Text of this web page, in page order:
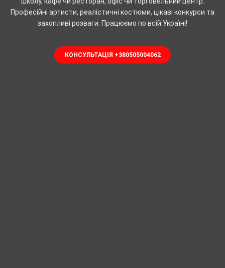
Професійні артисти, реалістичні костюми, цікаві конкурси та
захопливі розваги. Працюємо по всій Україні!
КОНСУЛЬТАЦІЯ +380505004062